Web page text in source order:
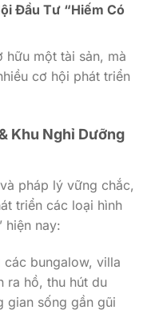
Đầu Tư “Hiếm Có
hữu một tài sản, mà
cơ hội phát triển
Khu Nghỉ Dưỡng
pháp lý vững chắc,
triển các loại hình
hiện nay:
các bungalow, villa
ra hồ, thu hút du
gian sống gần gũi